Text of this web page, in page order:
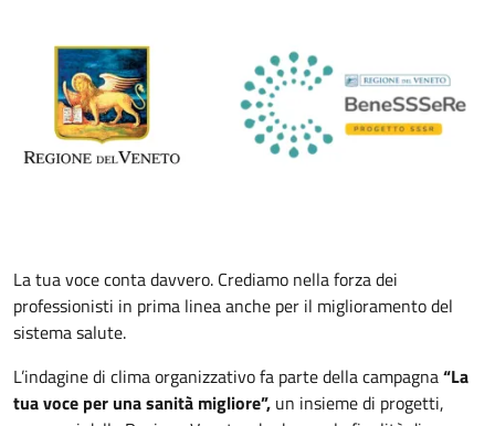
Immagine:
La tua voce conta davvero. Crediamo nella forza dei
professionisti in prima linea anche per il miglioramento del
sistema salute.
L’indagine di clima organizzativo fa parte della campagna“La
tua voce per una sanità migliore”, un insieme di progetti,